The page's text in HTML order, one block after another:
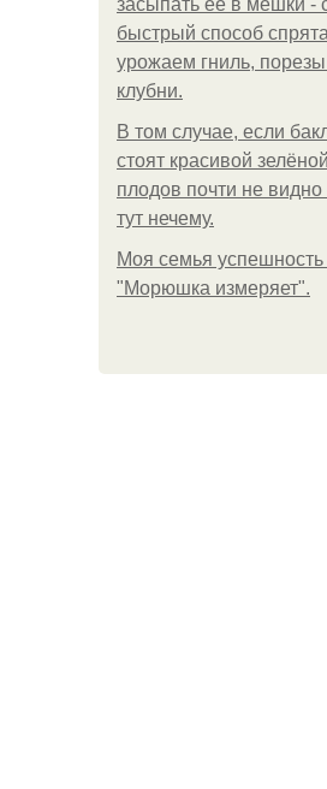
засыпать её в мешки -
быстрый способ
урожаем гниль,
клубни.
В том случае, если
стоят красивой
плодов почти не видно
тут нечему.
Моя семья успешность
"Морюшка измеряет".